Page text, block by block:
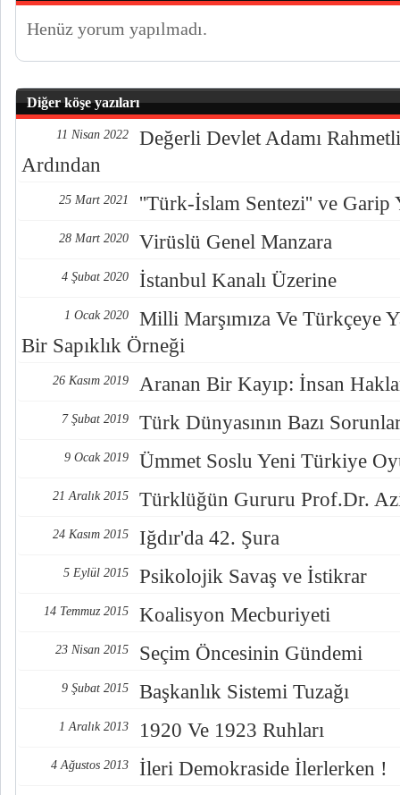
Henüz yorum yapılmadı.
Diğer köşe yazıları
11 Nisan 2022
Değerli Devlet Adamı
Ardından
25 Mart 2021 ''Türk-İslam Sentezi'' ve Garip
28 Mart 2020 Virüslü Genel Manzara
4 Şubat 2020 İstanbul Kanalı Üzerine
1 Ocak 2020
Milli Marşımıza Ve Türkçeye
Bir Sapıklık Örneği
26 Kasım 2019 Aranan Bir Kayıp: İnsan
7 Şubat 2019 Türk Dünyasının Bazı
9 Ocak 2019 Ümmet Soslu Yeni Türkiye
21 Aralık 2015 Türklüğün Gururu Prof.Dr.
24 Kasım 2015 Iğdır'da 42. Şura
5 Eylül 2015 Psikolojik Savaş ve İstikrar
14 Temmuz 2015 Koalisyon Mecburiyeti
23 Nisan 2015 Seçim Öncesinin Gündemi
9 Şubat 2015 Başkanlık Sistemi Tuzağı
1 Aralık 2013 1920 Ve 1923 Ruhları
4 Ağustos 2013 İleri Demokraside İlerlerken !